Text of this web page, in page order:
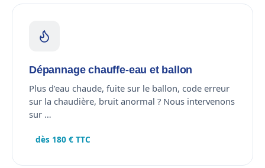
Dépannage chauffe-eau et ballon
Plus d’eau chaude, fuite sur le ballon, code erreur
sur la chaudière, bruit anormal ? Nous intervenons
sur …
dès 180 € TTC